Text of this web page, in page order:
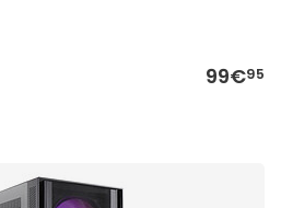
99€95